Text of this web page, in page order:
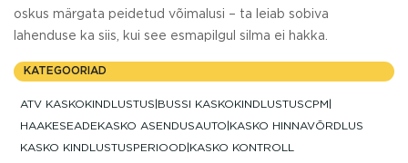
oskus märgata peidetud võimalusi – ta leiab sobiva
lahenduse ka siis, kui see esmapilgul silma ei hakka.
KATEGOORIAD
ATV KASKOKINDLUSTUS BUSSI KASKOKINDLUSTUSCPM
HAAKESEADE KASKO ASENDUSAUTO KASKO HINNAVÕRDLUS
KASKO KINDLUSTUSPERIOOD KASKO KONTROLL